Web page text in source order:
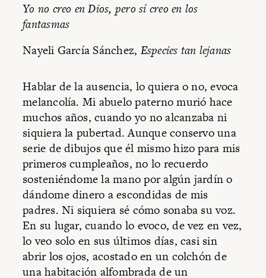
Yo no creo en Dios, pero sí creo en los
fantasmas
Nayeli García Sánchez, Especies tan lejanas
Hablar de la ausencia, lo quiera o no, evoca
melancolía. Mi abuelo paterno murió hace
muchos años, cuando yo no alcanzaba ni
siquiera la pubertad. Aunque conservo una
serie de dibujos que él mismo hizo para mis
primeros cumpleaños, no lo recuerdo
sosteniéndome la mano por algún jardín o
dándome dinero a escondidas de mis
padres. Ni siquiera sé cómo sonaba su voz.
En su lugar, cuando lo evoco, de vez en vez,
lo veo solo en sus últimos días, casi sin
abrir los ojos, acostado en un colchón de
una habitación alfombrada de un